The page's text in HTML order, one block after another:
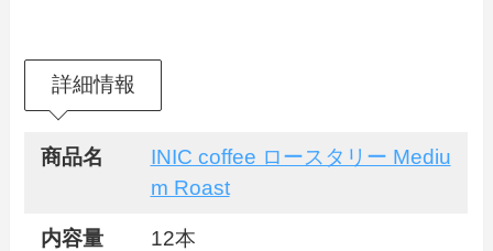
詳細情報
商品名
INIC coffee ロースタリー Mediu
m Roast
内容量 12本